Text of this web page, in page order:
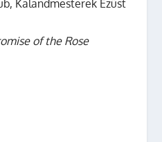
Kalandmesterek Ezüst
of the Rose